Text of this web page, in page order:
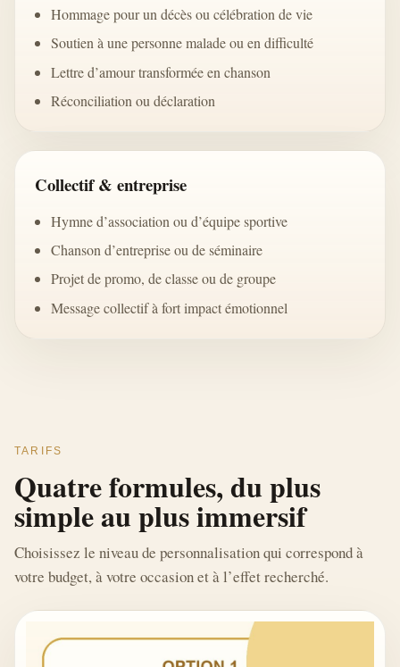
Hommage pour un décès ou célébration de vie
Soutien à une personne malade ou en difficulté
Lettre d’amour transformée en chanson
Réconciliation ou déclaration
Collectif & entreprise
Hymne d’association ou d’équipe sportive
Chanson d’entreprise ou de séminaire
Projet de promo, de classe ou de groupe
Message collectif à fort impact émotionnel
TARIFS
Quatre formules, du plus
simple au plus immersif
Choisissez le niveau de personnalisation qui correspond à
votre budget, à votre occasion et à l’effet recherché.